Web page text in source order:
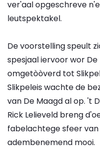
ver'aal opgeschreve
leutspektakel.
De voorstelling speult
spesjaal iervoor wor
omgetòòverd tot
Slikpeleis wachte de
van De Maagd al op. 't
Rick Lelieveld breng
fabelachtege sfeer van
adembenemend mooi.